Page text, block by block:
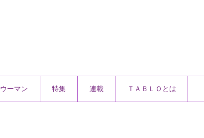
ウーマン 特集 連載 ＴＡＢＬＯとは